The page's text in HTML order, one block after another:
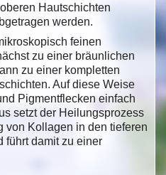
Hautschichten
werden.
feinen
zu einer bräunlichen
zu einer kompletten
Auf diese Weise
Pigmentflecken einfach
setzt der Heilungsprozess
von Kollagen in den tieferen
führt damit zu einer